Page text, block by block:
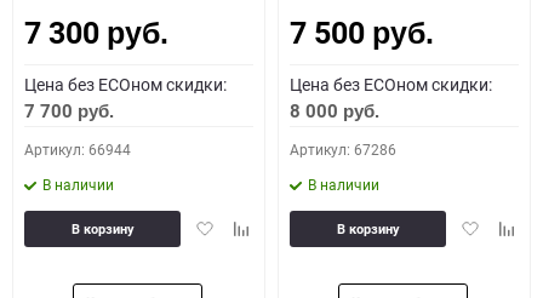
7 300 руб.
Цена без ECOном скидки:
7 700 руб.
Артикул: 66944
В наличии
ДобавитьДобавить
В корзину
7 500 руб.
Цена без ECOном скидки:
8 000 руб.
Артикул: 67286
В наличии
Добавить
В корзину